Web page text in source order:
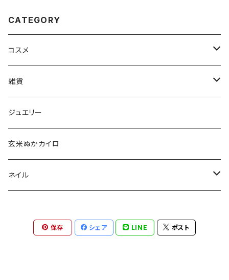
CATEGORY
コスメ
aesti
babu-beauté
go well
Aroma France
Khlang
雑貨
ホメオパシーケース
タッセル
ジュエリー
玄米ぬかカイロ
ネイル
ネイル用天然石
保存 シェア LINE ポスト